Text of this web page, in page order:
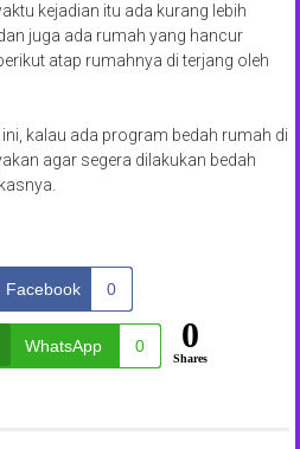
kejadian itu ada kurang lebih
juga ada rumah yang hancur
atap rumahnya di terjang oleh
kalau ada program bedah rumah di
agar segera dilakukan bedah
Facebook 0
WhatsApp 0 0
Shares